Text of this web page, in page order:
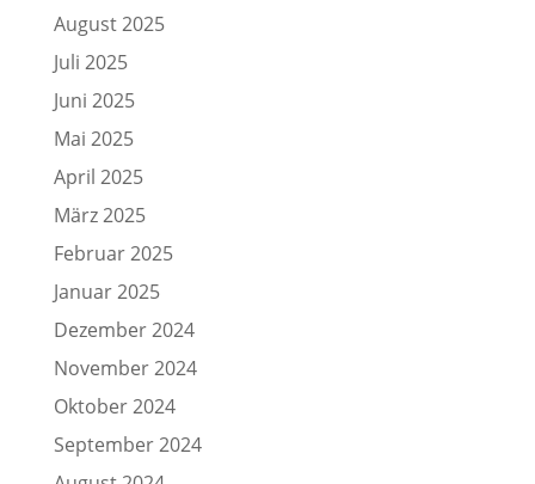
August 2025
Juli 2025
Juni 2025
Mai 2025
April 2025
März 2025
Februar 2025
Januar 2025
Dezember 2024
November 2024
Oktober 2024
September 2024